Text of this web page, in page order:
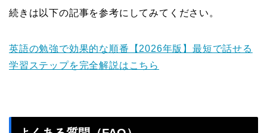
続きは以下の記事を参考にしてみてください。
英語の勉強で効果的な順番【2026年版】最短で話せる
学習ステップを完全解説はこちら